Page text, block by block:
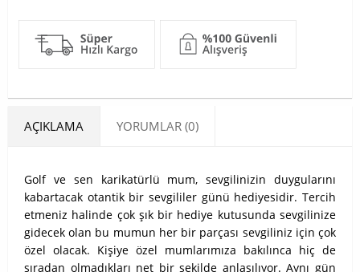
AÇIKLAMA YORUMLAR (0)
Golf ve sen karikatürlü mum, sevgilinizin duygularını
kabartacak otantik bir sevgililer günü hediyesidir. Tercih
etmeniz halinde çok şık bir hediye kutusunda sevgilinize
gidecek olan bu mumun her bir parçası sevgiliniz için çok
özel olacak. Kişiye özel mumlarımıza bakılınca hiç de
sıradan olmadıkları net bir şekilde anlaşılıyor. Aynı gün